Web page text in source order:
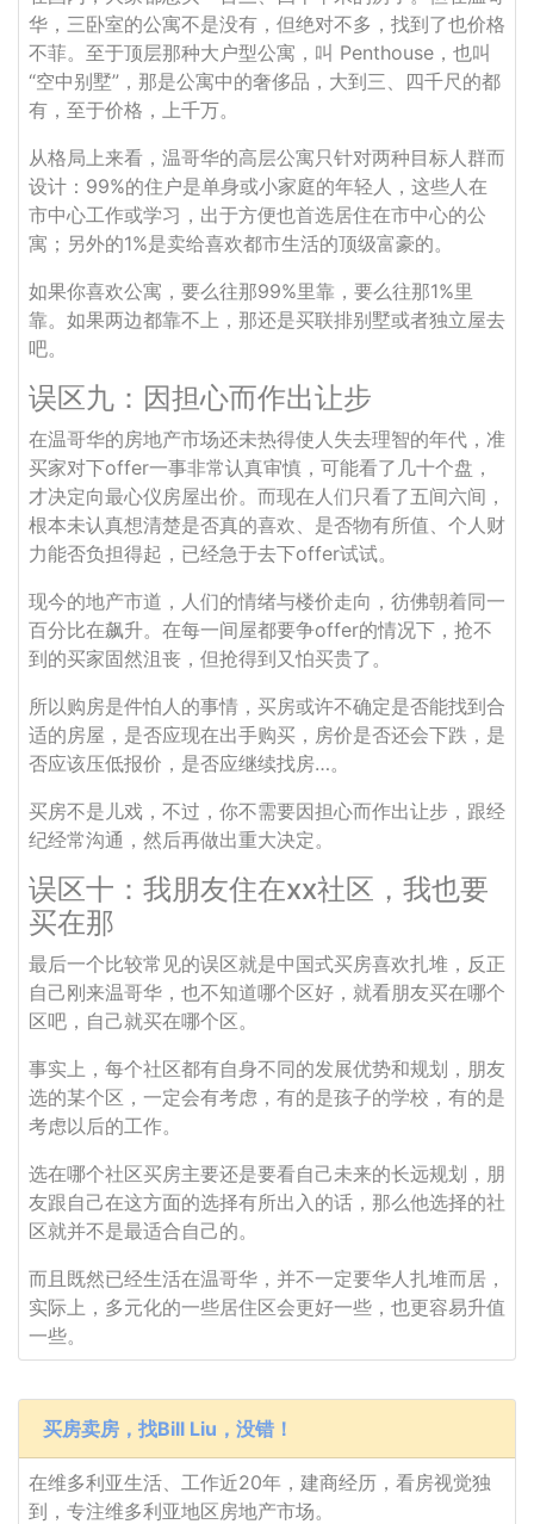
华，三卧室的公寓不是没有，但绝对不多，找到了也价格
不菲。至于顶层那种大户型公寓，叫 Penthouse，也叫
“空中别墅”，那是公寓中的奢侈品，大到三、四千尺的都
有，至于价格，上千万。
从格局上来看，温哥华的高层公寓只针对两种目标人群而
设计：99%的住户是单身或小家庭的年轻人，这些人在
市中心工作或学习，出于方便也首选居住在市中心的公
寓；另外的1%是卖给喜欢都市生活的顶级富豪的。
如果你喜欢公寓，要么往那99%里靠，要么往那1%里
靠。如果两边都靠不上，那还是买联排别墅或者独立屋去
吧。
误区九：因担心而作出让步
在温哥华的房地产市场还未热得使人失去理智的年代，准
买家对下offer一事非常认真审慎，可能看了几十个盘，
才决定向最心仪房屋出价。而现在人们只看了五间六间，
根本未认真想清楚是否真的喜欢、是否物有所值、个人财
力能否负担得起，已经急于去下offer试试。
现今的地产市道，人们的情绪与楼价走向，彷佛朝着同一
百分比在飙升。在每一间屋都要争offer的情况下，抢不
到的买家固然沮丧，但抢得到又怕买贵了。
所以购房是件怕人的事情，买房或许不确定是否能找到合
适的房屋，是否应现在出手购买，房价是否还会下跌，是
否应该压低报价，是否应继续找房…。
买房不是儿戏，不过，你不需要因担心而作出让步，跟经
纪经常沟通，然后再做出重大决定。
误区十：我朋友住在xx社区，我也要
买在那
最后一个比较常见的误区就是中国式买房喜欢扎堆，反正
自己刚来温哥华，也不知道哪个区好，就看朋友买在哪个
区吧，自己就买在哪个区。
事实上，每个社区都有自身不同的发展优势和规划，朋友
选的某个区，一定会有考虑，有的是孩子的学校，有的是
考虑以后的工作。
选在哪个社区买房主要还是要看自己未来的长远规划，朋
友跟自己在这方面的选择有所出入的话，那么他选择的社
区就并不是最适合自己的。
而且既然已经生活在温哥华，并不一定要华人扎堆而居，
实际上，多元化的一些居住区会更好一些，也更容易升值
一些。
买房卖房，找Bill Liu，没错！
在维多利亚生活、工作近20年，建商经历，看房视觉独
到，专注维多利亚地区房地产市场。